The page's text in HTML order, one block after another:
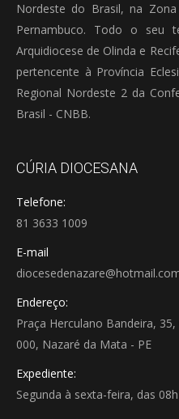
Nordeste do Brasil, na
Pernambuco. Todo o seu
Arquidiocese de Olinda e
pertencente à Província
Regional Nordeste 2 da
Brasil - CNBB.
CÚRIA DIOCESANA
Telefone:
81 3633 1009
E-mail
Endereço:
Praça Herculano Bandeira,
000, Nazaré da Mata - PE
Expediente:
Segunda à sexta-feira, das